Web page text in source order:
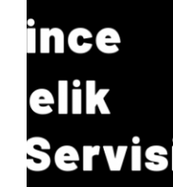
panel
panel
panel
panel